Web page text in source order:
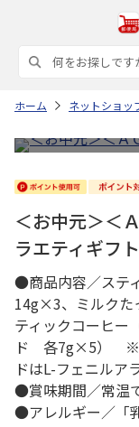
ホーム ネットショッ
＜お中元＞＜
ラエティギフト
●商品内容／ステ
14g×3、ミルク
ティックコーヒー
ド 各7g×5） ※プ
ドはL-フェニルア
●賞味期間／常温
●アレルギー／「